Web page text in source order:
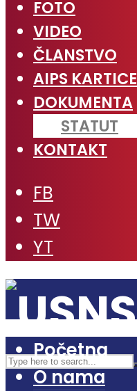
FOTO
VIDEO
ČLANSTVO
AIPS KARTICE
DOKUMENTA
STATUT
KONTAKT
FB
TW
YT
Početna
O nama